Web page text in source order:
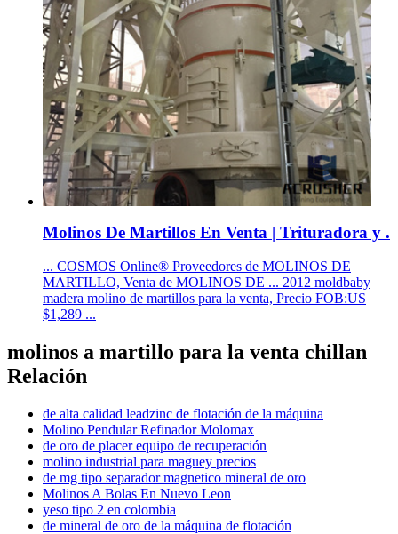
Molinos De Martillos En Venta | Trituradora y .
... COSMOS Online® Proveedores de MOLINOS DE
MARTILLO, Venta de MOLINOS DE ... 2012 moldbaby
madera molino de martillos para la venta, Precio FOB:US
$1,289 ...
molinos a martillo para la venta chillan
Relación
de alta calidad leadzinc de flotación de la máquina
Molino Pendular Refinador Molomax
de oro de placer equipo de recuperación
molino industrial para maguey precios
de mg tipo separador magnetico mineral de oro
Molinos A Bolas En Nuevo Leon
yeso tipo 2 en colombia
de mineral de oro de la máquina de flotación